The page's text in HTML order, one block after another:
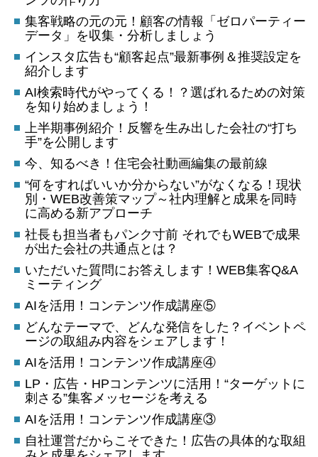
集客戦略の元の元！顧客の情報「ゼロパーティー
データ」を収集・分析しましょう
インスタ広告も“顧客起点”最新事例＆推奨設定を
紹介します
AI検索時代がやってくる！？選ばれるための対策
を知り始めましょう！
上半期事例紹介！反響を生み出した会社の“打ち
手”を公開します
今、知るべき！住宅会社動画編集の最前線
“何をすればいいか分からない”がなくなる！現状
別・WEB改善策マップ～社内理解と成果を同時
に高める新アプローチ
社長も担当者もパンク寸前 それでもWEBで成果
が出た会社の共通点とは？
いただいた質問にお答えします！WEB集客Q&A
ミーティング
AIを活用！コンテンツ作成講座⑤
どんなテーマで、どんな発信をした？イベントペ
ージの取組み内容をシェアします！
AIを活用！コンテンツ作成講座④
LP・広告・HPコンテンツに活用！“ターゲットに
刺さる”集客メッセージを考える
AIを活用！コンテンツ作成講座③
自社運営だからこそできた！広告の具体的な取組